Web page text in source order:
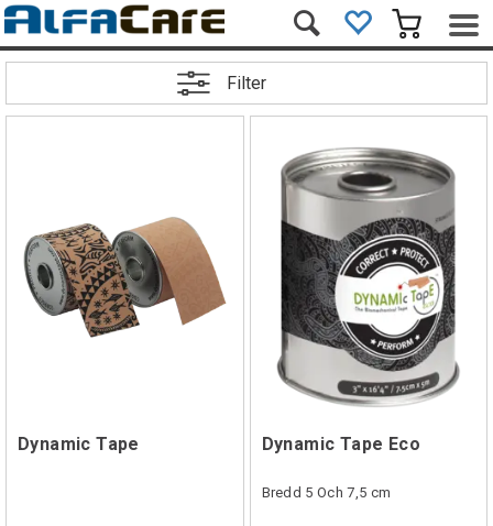
Filter
Dynamic Tape Dynamic Tape Eco
Bredd 5 Och 7,5 cm